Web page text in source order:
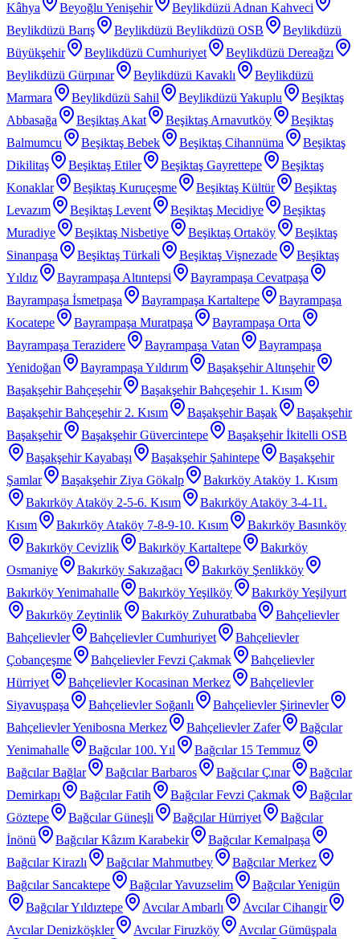
Kâhya
Beyoğlu Yenişehir
Beylikdüzü Adnan Kahveci
Beylikdüzü Barış
Beylikdüzü Beylikdüzü OSB
Beylikdüzü
Büyükşehir
Beylikdüzü Cumhuriyet
Beylikdüzü Dereağzı
Beylikdüzü Gürpınar
Beylikdüzü Kavaklı
Beylikdüzü
Marmara
Beylikdüzü Sahil Beylikdüzü Yakuplu
Beşiktaş
Abbasağa
Beşiktaş Akat Beşiktaş Arnavutköy
Beşiktaş
Balmumcu
Beşiktaş Bebek Beşiktaş Cihannüma
Beşiktaş
Dikilitaş
Beşiktaş Etiler Beşiktaş Gayrettepe
Beşiktaş
Konaklar
Beşiktaş Kuruçeşme Beşiktaş Kültür
Beşiktaş
Levazım
Beşiktaş Levent Beşiktaş Mecidiye
Beşiktaş
Muradiye
Beşiktaş Nisbetiye Beşiktaş Ortaköy
Beşiktaş
Sinanpaşa
Beşiktaş Türkali Beşiktaş Vişnezade
Beşiktaş
Yıldız
Bayrampaşa Altıntepsi
Bayrampaşa Cevatpaşa
Bayrampaşa İsmetpaşa
Bayrampaşa Kartaltepe
Bayrampaşa
Kocatepe
Bayrampaşa Muratpaşa
Bayrampaşa Orta
Bayrampaşa Terazidere
Bayrampaşa Vatan
Bayrampaşa
Yenidoğan
Bayrampaşa Yıldırım
Başakşehir Altınşehir
Başakşehir Bahçeşehir
Başakşehir Bahçeşehir 1. Kısım
Başakşehir Bahçeşehir 2. Kısım
Başakşehir Başak
Başakşehir
Başakşehir
Başakşehir Güvercintepe
Başakşehir İkitelli OSB
Başakşehir Kayabaşı
Başakşehir Şahintepe
Başakşehir
Şamlar
Başakşehir Ziya Gökalp
Bakırköy Ataköy 1. Kısım
Bakırköy Ataköy 2-5-6. Kısım
Bakırköy Ataköy 3-4-11.
Kısım
Bakırköy Ataköy 7-8-9-10. Kısım
Bakırköy Basınköy
Bakırköy Cevizlik
Bakırköy Kartaltepe
Bakırköy
Osmaniye
Bakırköy Sakızağacı
Bakırköy Şenlikköy
Bakırköy Yenimahalle
Bakırköy Yeşilköy
Bakırköy Yeşilyurt
Bakırköy Zeytinlik
Bakırköy Zuhuratbaba
Bahçelievler
Bahçelievler
Bahçelievler Cumhuriyet
Bahçelievler
Çobançeşme
Bahçelievler Fevzi Çakmak
Bahçelievler
Hürriyet
Bahçelievler Kocasinan Merkez
Bahçelievler
Siyavuşpaşa
Bahçelievler Soğanlı
Bahçelievler Şirinevler
Bahçelievler Yenibosna Merkez
Bahçelievler Zafer
Bağcılar
Yenimahalle
Bağcılar 100. Yıl
Bağcılar 15 Temmuz
Bağcılar Bağlar
Bağcılar Barbaros Bağcılar Çınar
Bağcılar
Demirkapı
Bağcılar Fatih Bağcılar Fevzi Çakmak
Bağcılar
Göztepe
Bağcılar Güneşli Bağcılar Hürriyet
Bağcılar
İnönü
Bağcılar Kâzım Karabekir
Bağcılar Kemalpaşa
Bağcılar Kirazlı
Bağcılar Mahmutbey
Bağcılar Merkez
Bağcılar Sancaktepe
Bağcılar Yavuzselim
Bağcılar Yenigün
Bağcılar Yıldıztepe
Avcılar Ambarlı
Avcılar Cihangir
Avcılar Denizköşkler
Avcılar Firuzköy Avcılar Gümüşpala